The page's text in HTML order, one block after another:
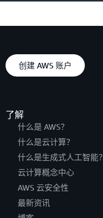
创建 AWS 账户
了解
什么是 AWS？
什么是云计算？
什么是生成式人工智能？
云计算概念中心
AWS 云安全性
最新资讯